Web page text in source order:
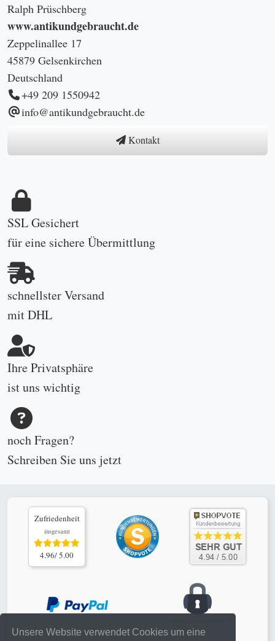
Unsere Website verwendet Cookies um eine
Ralph Prüschberg
www.antikundgebraucht.de
Zeppelinallee 17
45879 Gelsenkirchen
Deutschland
+49 209 1550942
info@antikundgebraucht.de
Kontakt
SSL Gesichert
für eine sichere Übermittlung
schnellster Versand
mit DHL
Ihre Privatsphäre
ist uns wichtig
noch Fragen?
Schreiben Sie uns jetzt
Zufriedenheit
insgesamt
4.96/ 5.00